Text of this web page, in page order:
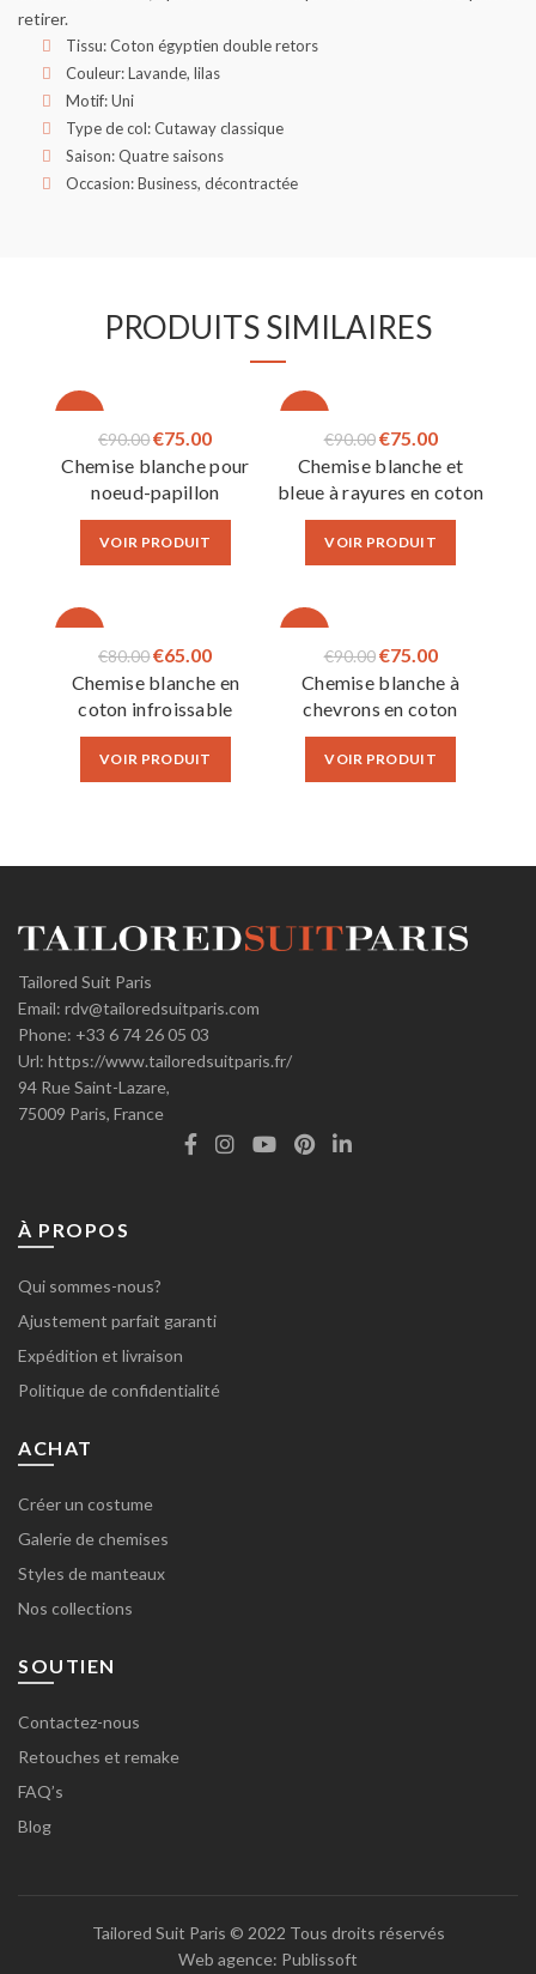
retirer.
Tissu: Coton égyptien double retors
Couleur: Lavande, lilas
Motif: Uni
Type de col: Cutaway classique
Saison: Quatre saisons
Occasion: Business, décontractée
PRODUITS SIMILAIRES
-17%
€90.00Le
prix
initial
était :
€75.00Le
prix
actuel
est :
Chemise blanche pour
noeud-papillon
VOIR PRODUIT
-17%
€90.00 Le
prix
initial
était :
€75.00Le
prix
actuel
est :
Chemise blanche et
bleue à rayures en coton
égyptien
VOIR PRODUIT
-19%
€80.00Le
prix
initial
était :
€65.00Le
prix
actuel
est :
Chemise blanche en
coton infroissable
VOIR PRODUIT
-17%
€90.00 Le
prix
initial
était :
€75.00Le
prix
actuel
est :
Chemise blanche à
chevrons en coton
égyptien
VOIR PRODUIT
Tailored Suit Paris
Email: rdv@tailoredsuitparis.com
Phone: +33 6 74 26 05 03
Url: https://www.tailoredsuitparis.fr/
94 Rue Saint-Lazare,
75009 Paris, France
À PROPOS
Qui sommes-nous?
Ajustement parfait garanti
Expédition et livraison
Politique de confidentialité
ACHAT
Créer un costume
Galerie de chemises
Styles de manteaux
Nos collections
SOUTIEN
Contactez-nous
Retouches et remake
FAQ’s
Blog
Tailored Suit Paris © 2022 Tous droits réservés
Web agence: Publissoft